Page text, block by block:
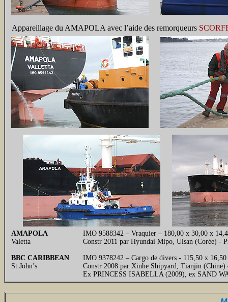
Appareillage du AMAPOLA avec l’aide des remorqueurs
AMAPOLA
Valetta
IMO 9588342 – Vraquier – 180,00 x 30,00 x
Constr 2011 par Hyundai Mipo, Ulsan (Corée) -
BBC CARIBBEAN
St John’s
IMO 9378242 – Cargo de divers - 115,50 x
Constr 2008 par Xinhe Shipyard, Tianjin
Ex PRINCESS ISABELLA (2009), ex SAND